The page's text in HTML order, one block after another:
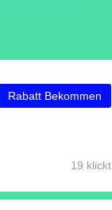
Rabatt Bekommen
19 klickt